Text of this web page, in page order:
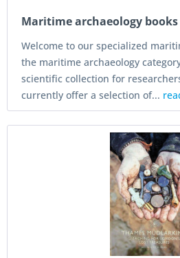
Maritime archaeology books
Welcome to our specialized
the maritime archaeology
scientific collection for
currently offer a selection of...